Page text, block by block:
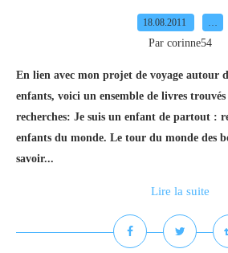
18.08.2011 …
Par corinne54
En lien avec mon projet de voyage autour
enfants, voici un ensemble de livres trouvés
recherches: Je suis un enfant de partout :
enfants du monde. Le tour du monde des
savoir...
Lire la suite